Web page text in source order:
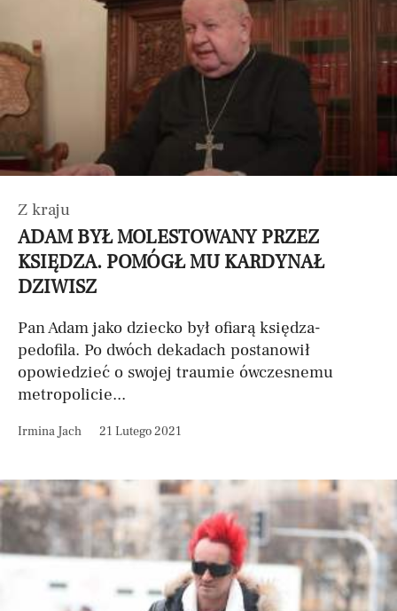
Z kraju
ADAM BYŁ MOLESTOWANY PRZEZ
KSIĘDZA. POMÓGŁ MU KARDYNAŁ
DZIWISZ
Pan Adam jako dziecko był ofiarą księdza-
pedofila. Po dwóch dekadach postanowił
opowiedzieć o swojej traumie ówczesnemu
metropolicie...
Irmina Jach 21 Lutego 2021